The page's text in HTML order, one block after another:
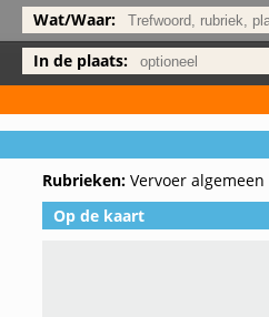
Wat/Waar:
In de plaats:
Rubrieken:Vervoer algemeen
Op de kaart